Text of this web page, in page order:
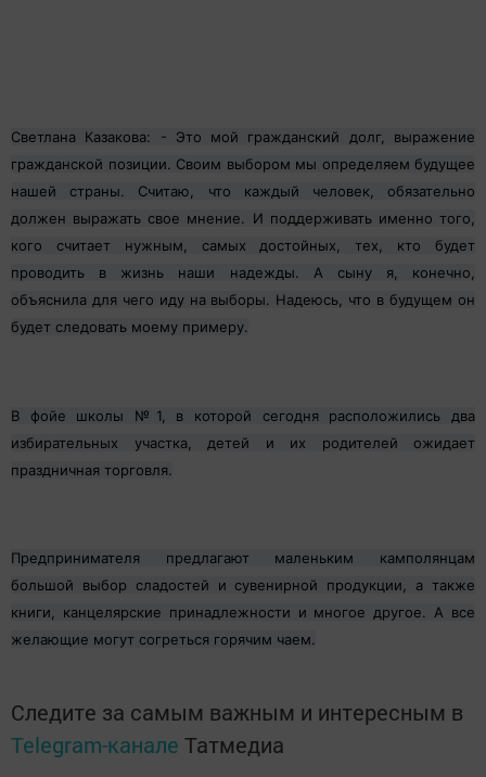
Светлана Казакова: - Это мой гражданский долг, выражение
гражданской позиции. Своим выбором мы определяем будущее
нашей страны. Считаю, что каждый человек, обязательно
должен выражать свое мнение. И поддерживать именно того,
кого считает нужным, самых достойных, тех, кто будет
проводить в жизнь наши надежды. А сыну я, конечно,
объяснила для чего иду на выборы. Надеюсь, что в будущем он
будет следовать моему примеру.
В фойе школы №1, в которой сегодня расположились два
избирательных участка, детей и их родителей ожидает
праздничная торговля.
Предпринимателя предлагают маленьким камполянцам
большой выбор сладостей и сувенирной продукции, а также
книги, канцелярские принадлежности и многое другое. А все
желающие могут согреться горячим чаем.
Следите за самым важным и интересным в
Telegram-канале Татмедиа